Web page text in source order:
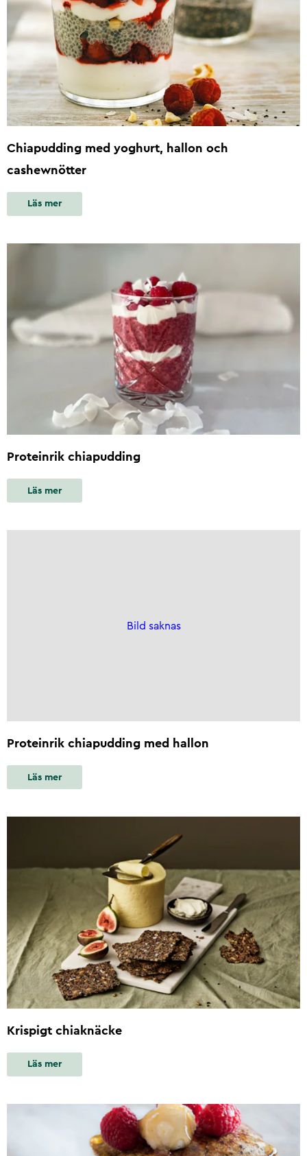
Chiapudding med yoghurt, hallon och
cashewnötter
Läs mer
Proteinrik chiapudding
Läs mer
Bild saknas
Proteinrik chiapudding med hallon
Läs mer
Krispigt chiaknäcke
Läs mer